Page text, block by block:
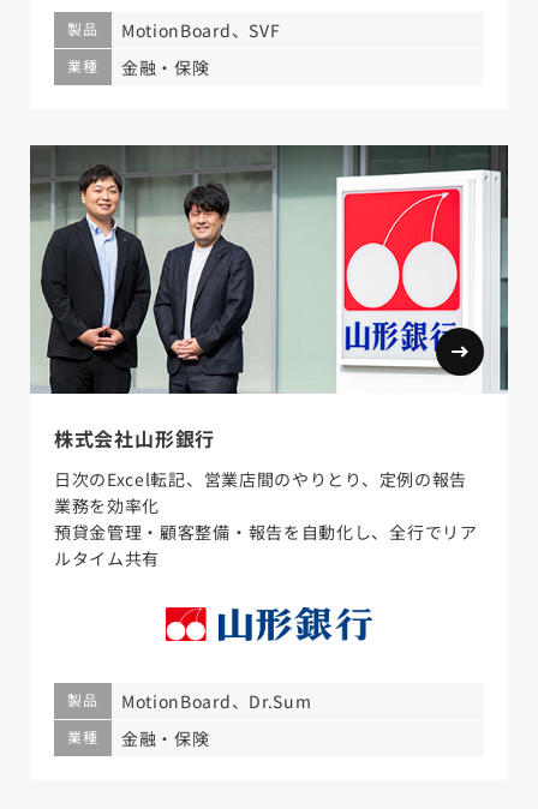
製品 MotionBoard、SVF
業種 金融・保険
株式会社山形銀行
日次のExcel転記、営業店間のやりとり、定例の報告
業務を効率化
預貸金管理・顧客整備・報告を自動化し、全行でリア
ルタイム共有
製品 MotionBoard、Dr.Sum
業種 金融・保険